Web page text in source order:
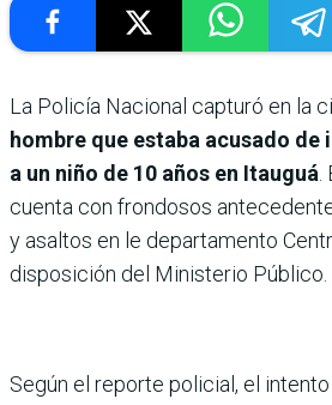
La Policía Nacional capturó en la
hombre que estaba acusado
a un niño de 10 años en Itauguá
cuenta con frondosos
y asaltos en le departamento
disposición del Ministerio Público.
Según el reporte policial, el